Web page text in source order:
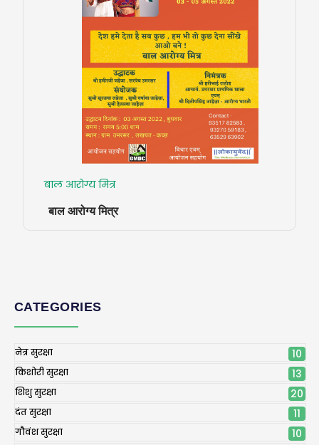
बाल आरोग्य मित्र
बाल आरोग्य मित्र
CATEGORIES
नेत्र सुरक्षा 10
किशोरी सुरक्षा 13
शिशु सुरक्षा 20
दंत सुरक्षा 11
गौवंश सुरक्षा 10